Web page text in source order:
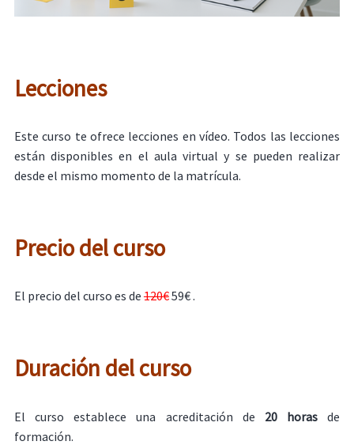
Lecciones
Este curso te ofrece lecciones en vídeo. Todos las lecciones
están disponibles en el aula virtual y se pueden realizar
desde el mismo momento de la matrícula.
Precio del curso
El precio del curso es de 120€59€ .
Duración del curso
El curso establece una acreditación de 20 horasde
formación.